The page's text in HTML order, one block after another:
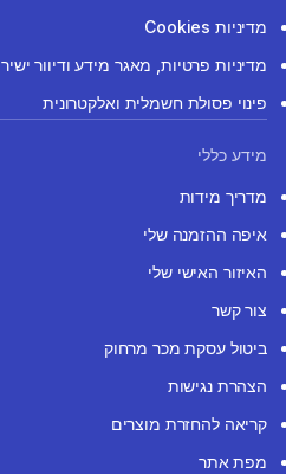
מדיניות Cookies
מדיניות פרטיות, מאגר מידע ודיוור ישיר
פינוי פסולת חשמלית ואלקטרונית
מידע כללי
מדריך מידות
איפה ההזמנה שלי
האיזור האישי שלי
צור קשר
ביטול עסקת מכר מרחוק
הצהרת נגישות
קריאה להחזרת מוצרים
מפת אתר